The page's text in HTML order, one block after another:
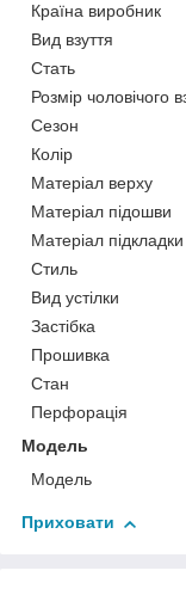
Країна виробник
Вид взуття
Стать
Розмір чоловічого
Сезон
Колір
Матеріал верху
Матеріал підошви
Матеріал підкладки
Стиль
Вид устілки
Застібка
Прошивка
Стан
Перфорація
Модель
Модель
Приховати